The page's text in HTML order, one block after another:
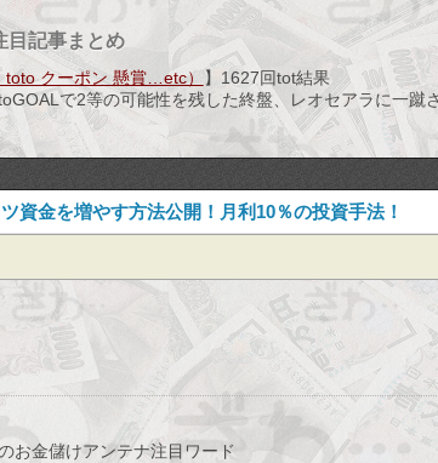
目記事まとめ
toto クーポン 懸賞…etc） 】1627回tot結果
で2等の可能性を残した終盤、レオセアラに一蹴
資金を増やす方法公開！月利10％の投資手法！
お金儲けアンテナ注目ワード